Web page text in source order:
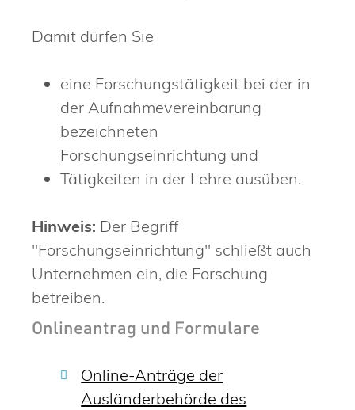
Damit dürfen Sie
eine Forschungstätigkeit bei der in
der Aufnahmevereinbarung
bezeichneten
Forschungseinrichtung und
Tätigkeiten in der Lehre ausüben.
Hinweis: Der Begriff
"Forschungseinrichtung" schließt auch
Unternehmen ein, die Forschung
betreiben.
Onlineantrag und Formulare
Online-Anträge der
Ausländerbehörde des